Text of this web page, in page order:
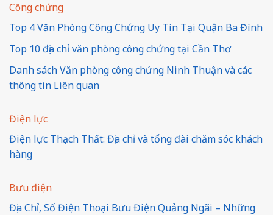
Công chứng
Top 4 Văn Phòng Công Chứng Uy Tín Tại Quận Ba Đình
Top 10 địa chỉ văn phòng công chứng tại Cần Thơ
Danh sách Văn phòng công chứng Ninh Thuận và các
thông tin Liên quan
Điện lực
Điện lực Thạch Thất: Địa chỉ và tổng đài chăm sóc khách
hàng
Bưu điện
Địa Chỉ, Số Điện Thoại Bưu Điện Quảng Ngãi – Những